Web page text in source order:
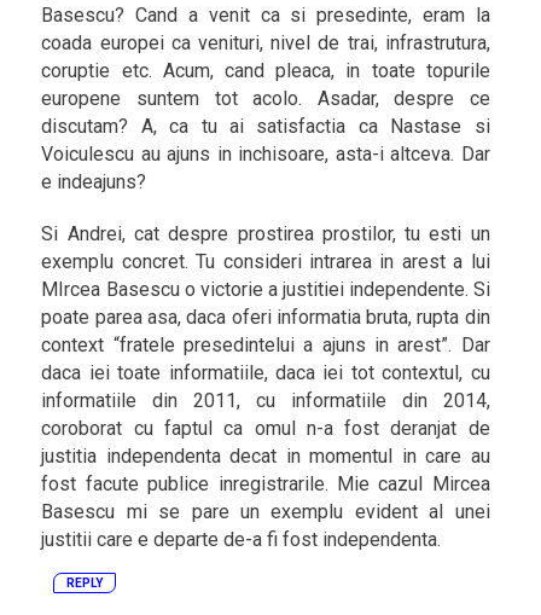
Basescu? Cand a venit ca si presedinte, eram la
coada europei ca venituri, nivel de trai, infrastrutura,
coruptie etc. Acum, cand pleaca, in toate topurile
europene suntem tot acolo. Asadar, despre ce
discutam? A, ca tu ai satisfactia ca Nastase si
Voiculescu au ajuns in inchisoare, asta-i altceva. Dar
e indeajuns?
Si Andrei, cat despre prostirea prostilor, tu esti un
exemplu concret. Tu consideri intrarea in arest a lui
MIrcea Basescu o victorie a justitiei independente. Si
poate parea asa, daca oferi informatia bruta, rupta din
context “fratele presedintelui a ajuns in arest”. Dar
daca iei toate informatiile, daca iei tot contextul, cu
informatiile din 2011, cu informatiile din 2014,
coroborat cu faptul ca omul n-a fost deranjat de
justitia independenta decat in momentul in care au
fost facute publice inregistrarile. Mie cazul Mircea
Basescu mi se pare un exemplu evident al unei
justitii care e departe de-a fi fost independenta.
REPLY